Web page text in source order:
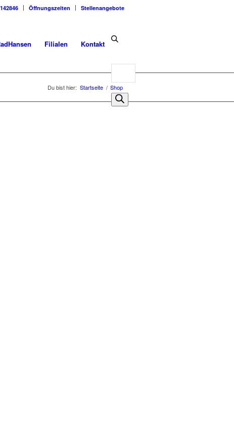
Öffnungszeiten Stellenangebote
Filialen Kontakt
Products
search
Du bist hier: Startseite / Shop